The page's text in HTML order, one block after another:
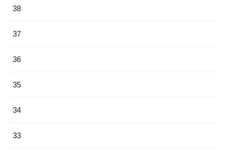
38
37
36
35
34
33